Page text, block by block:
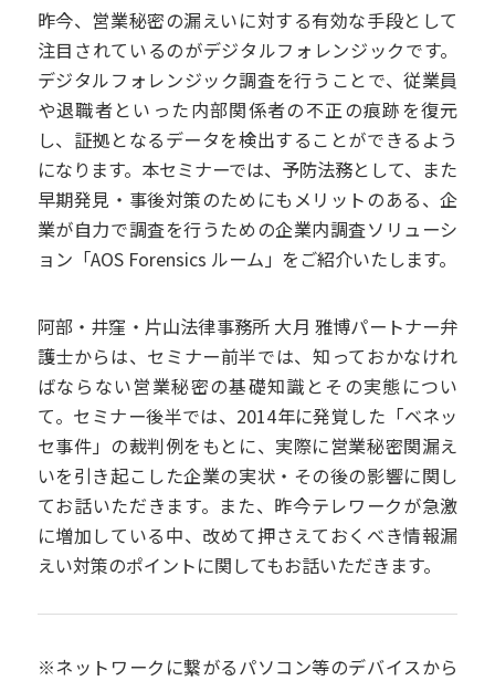
昨今、営業秘密の漏えいに対する有効な手段として
注目されているのがデジタルフォレンジックです。
デジタルフォレンジック調査を行うことで、従業員
や退職者といった内部関係者の不正の痕跡を復元
し、証拠となるデータを検出することができるよう
になります。本セミナーでは、予防法務として、また
早期発見・事後対策のためにもメリットのある、企
業が自力で調査を行うための企業内調査ソリューシ
ョン「AOS Forensics ルーム」をご紹介いたします。
阿部・井窪・片山法律事務所 大月 雅博パートナー弁
護士からは、セミナー前半では、知っておかなけれ
ばならない営業秘密の基礎知識とその実態につい
て。セミナー後半では、2014年に発覚した「ベネッ
セ事件」の裁判例をもとに、実際に営業秘密関漏え
いを引き起こした企業の実状・その後の影響に関し
てお話いただきます。また、昨今テレワークが急激
に増加している中、改めて押さえておくべき情報漏
えい対策のポイントに関してもお話いただきます。
※ネットワークに繋がるパソコン等のデバイスから